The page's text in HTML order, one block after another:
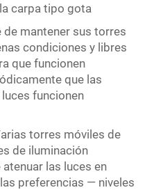
carpa tipo gota
mantener sus torres
condiciones y libres
que funcionen
que las
funcionen
torres móviles de
de iluminación
las luces en
preferencias — niveles